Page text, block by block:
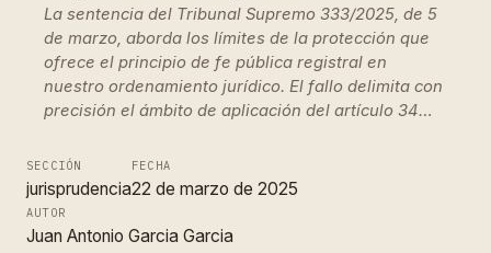
La sentencia del Tribunal Supremo 333/2025, de 5
de marzo, aborda los límites de la protección que
ofrece el principio de fe pública registral en
nuestro ordenamiento jurídico. El fallo delimita con
precisión el ámbito de aplicación del artículo 34…
SECCIÓN
jurisprudencia
FECHA
22 de marzo de 2025
AUTOR
Juan Antonio Garcia Garcia